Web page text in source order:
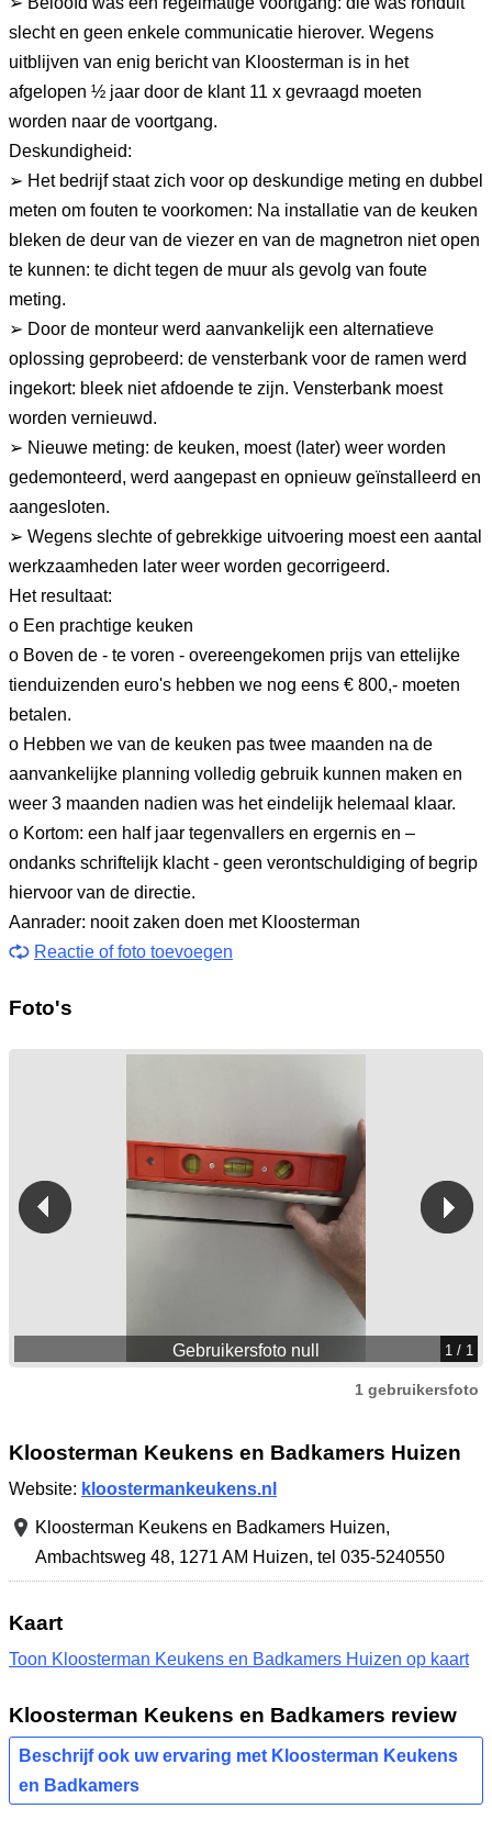
slecht en geen enkele communicatie hierover. Wegens
uitblijven van enig bericht van Kloosterman is in het
afgelopen ½ jaar door de klant 11 x gevraagd moeten
worden naar de voortgang.
Deskundigheid:
➢ Het bedrijf staat zich voor op deskundige meting en dubbel
meten om fouten te voorkomen: Na installatie van de keuken
bleken de deur van de viezer en van de magnetron niet open
te kunnen: te dicht tegen de muur als gevolg van foute
meting.
➢ Door de monteur werd aanvankelijk een alternatieve
oplossing geprobeerd: de vensterbank voor de ramen werd
ingekort: bleek niet afdoende te zijn. Vensterbank moest
worden vernieuwd.
➢ Nieuwe meting: de keuken, moest (later) weer worden
gedemonteerd, werd aangepast en opnieuw geïnstalleerd en
aangesloten.
➢ Wegens slechte of gebrekkige uitvoering moest een aantal
werkzaamheden later weer worden gecorrigeerd.
Het resultaat:
o Een prachtige keuken
o Boven de - te voren - overeengekomen prijs van ettelijke
tienduizenden euro's hebben we nog eens € 800,- moeten
betalen.
o Hebben we van de keuken pas twee maanden na de
aanvankelijke planning volledig gebruik kunnen maken en
weer 3 maanden nadien was het eindelijk helemaal klaar.
o Kortom: een half jaar tegenvallers en ergernis en –
ondanks schriftelijk klacht - geen verontschuldiging of begrip
hiervoor van de directie.
Aanrader: nooit zaken doen met Kloosterman
Reactie of foto toevoegen
Foto's
Gebruikersfoto null 1 / 1
1 gebruikersfoto
Kloosterman Keukens en Badkamers Huizen
Website: kloostermankeukens.nl
Kloosterman Keukens en Badkamers Huizen,
Ambachtsweg 48, 1271 AM Huizen, tel 035-5240550
Kaart
Toon Kloosterman Keukens en Badkamers Huizen op kaart
Kloosterman Keukens en Badkamers review
Beschrijf ook uw ervaring met Kloosterman Keukens
en Badkamers